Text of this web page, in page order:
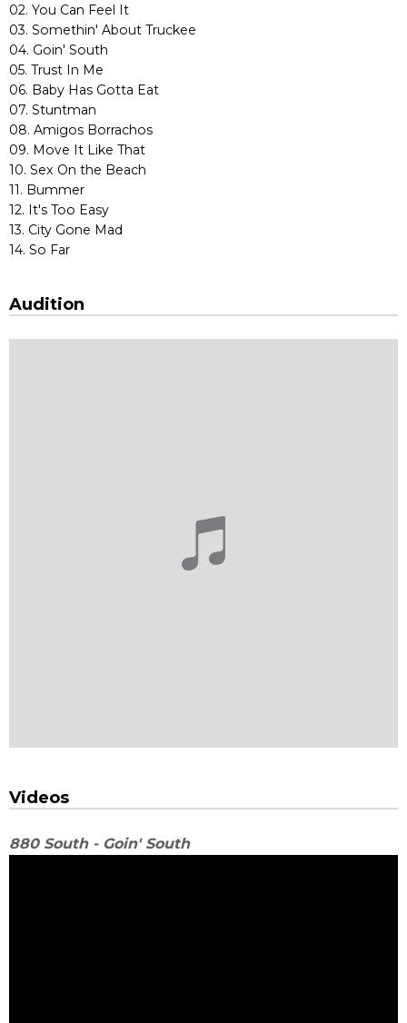
02. You Can Feel It
03. Somethin' About Truckee
04. Goin' South
05. Trust In Me
06. Baby Has Gotta Eat
07. Stuntman
08. Amigos Borrachos
09. Move It Like That
10. Sex On the Beach
11. Bummer
12. It's Too Easy
13. City Gone Mad
14. So Far
Audition
Videos
880 South - Goin' South